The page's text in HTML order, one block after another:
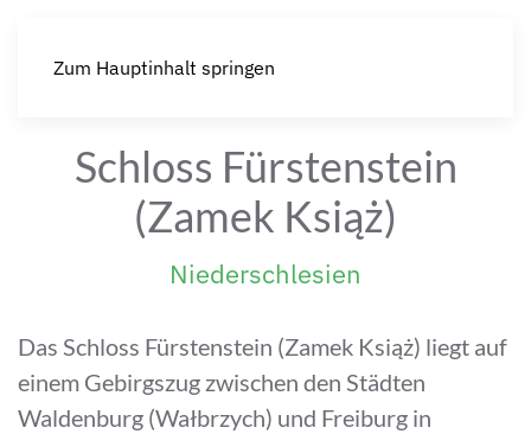
Zum Hauptinhalt springen
Schloss Fürstenstein
(Zamek Książ)
Niederschlesien
Das Schloss Fürstenstein (Zamek Książ) liegt auf
einem Gebirgszug zwischen den Städten
Waldenburg (Wałbrzych) und Freiburg in